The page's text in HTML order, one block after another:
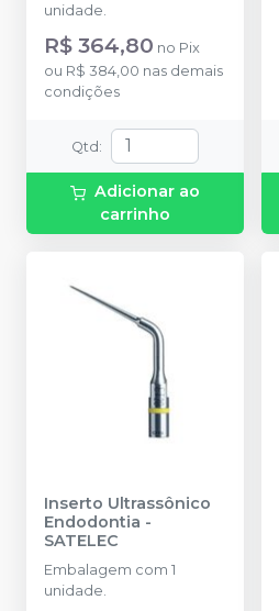
unidade.
R$ 364,80 no Pix
ou R$ 384,00 nas demais
condições
Qtd :
Adicionar ao
carrinho
Inserto Ultrassônico
Endodontia -
SATELEC
Embalagem com 1
unidade.